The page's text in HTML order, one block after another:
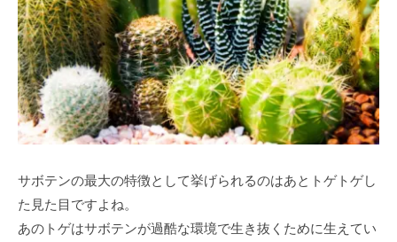
サボテンの最大の特徴として挙げられるのはあとトゲトゲし
た見た目ですよね。
あのトゲはサボテンが過酷な環境で生き抜くために生えてい